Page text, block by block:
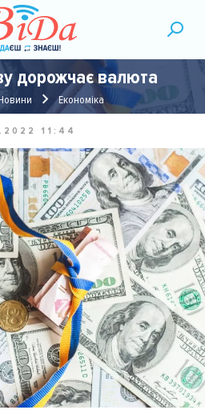
дорожчає валюта
Економіка
11:44